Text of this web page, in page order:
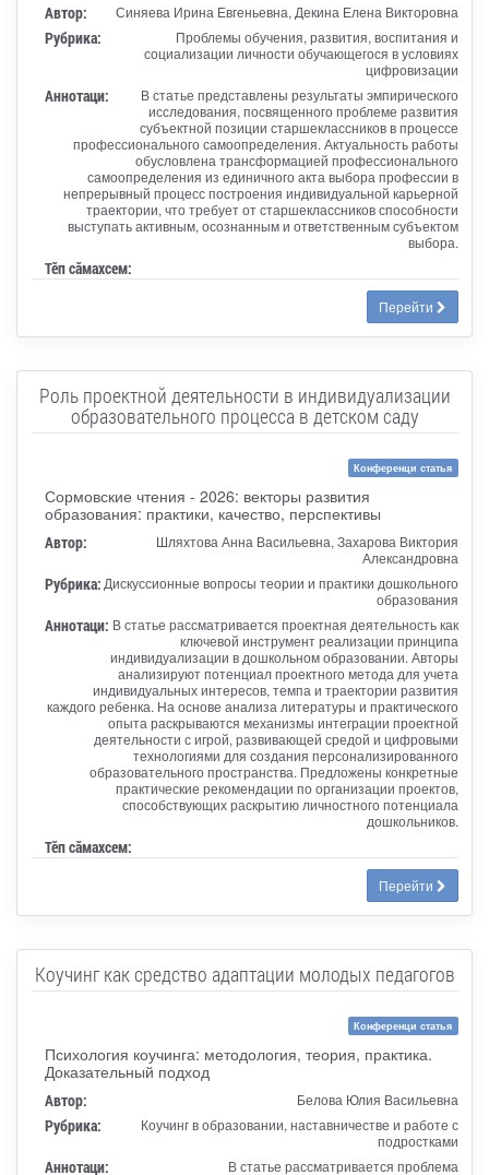
Автор: Синяева Ирина Евгеньевна, Декина Елена Викторовна
Рубрика:
Проблемы обучения, развития, воспитания и
социализации личности обучающегося в условиях
цифровизации
Аннотаци:
В статье представлены результаты эмпирического
исследования, посвященного проблеме развития
субъектной позиции старшеклассников в процессе
профессионального самоопределения. Актуальность работы
обусловлена трансформацией профессионального
самоопределения из единичного акта выбора профессии в
непрерывный процесс построения индивидуальной карьерной
траектории, что требует от старшеклассников способности
выступать активным, осознанным и ответственным субъектом
выбора.
Тӗп сӑмахсем:
Перейти
Роль проектной деятельности в индивидуализации
образовательного процесса в детском саду
Конференци статья
Сормовские чтения - 2026: векторы развития
образования: практики, качество, перспективы
Автор:
Шляхтова Анна Васильевна, Захарова Виктория
Александровна
Рубрика: Дискуссионные вопросы теории и практики дошкольного
образования
Аннотаци: В статье рассматривается проектная деятельность как
ключевой инструмент реализации принципа
индивидуализации в дошкольном образовании. Авторы
анализируют потенциал проектного метода для учета
индивидуальных интересов, темпа и траектории развития
каждого ребенка. На основе анализа литературы и практического
опыта раскрываются механизмы интеграции проектной
деятельности с игрой, развивающей средой и цифровыми
технологиями для создания персонализированного
образовательного пространства. Предложены конкретные
практические рекомендации по организации проектов,
способствующих раскрытию личностного потенциала
дошкольников.
Тӗп сӑмахсем:
Перейти
Коучинг как средство адаптации молодых педагогов
Конференци статья
Психология коучинга: методология, теория, практика.
Доказательный подход
Автор: Белова Юлия Васильевна
Рубрика:
Коучинг в образовании, наставничестве и работе с
подростками
Аннотаци:
В статье рассматривается проблема